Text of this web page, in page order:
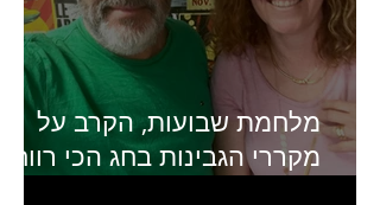
מלחמת שבועות, הקרב על
מקררי הגבינות בחג הכי רווחי